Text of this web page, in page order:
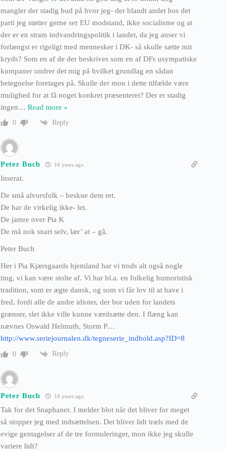
mangler der stadig bud på hvor jeg- der blandt andet hos det
parti jeg støtter gerne ser EU modstand, ikke socialisme og at
der er en stram indvandringspolitik i landet, da jeg anser vi
forlængst er rigeligt med mennesker i DK- så skulle sætte mit
kryds? Som en af de der beskrives som en af DFs usympatiske
kumpaner undrer det mig på hvilket grundlag en sådan
betegnelse foretages på. Skulle der mon i dette tilfælde være
mulighed for at få noget konkret præsenteret? Der er stadig
ingen… Read more »
0 Reply
Peter Buch 16 years ago
Inserat.
De små alvorsfolk – beskue dem ret.
De har de virkelig ikke- let.
De jamre over Pia K
De må nok snart selv, lær’ at – gå.
Peter Buch
Her i Pia Kjærsgaards hjemland har vi trods alt også nogle
ting, vi kan være stolte af. Vi har bl.a. en folkelig humoristisk
tradition, som er ægte dansk, og som vi får lov til at have i
fred, fordi alle de andre idioter, der bor uden for landets
grænser, slet ikke ville kunne værdsætte den. I flæng kan
nævnes Oswald Helmuth, Storm P…
http://www.seriejournalen.dk/tegneserie_indhold.asp?ID=8
0 Reply
Peter Buch 16 years ago
Tak for det Snaphaner. I melder blot når det bliver for meget
så stopper jeg med indsættelsen. Det bliver lidt træls med de
evige gentagelser af de tre formuleringer, mon ikke jeg skulle
variere lidt?